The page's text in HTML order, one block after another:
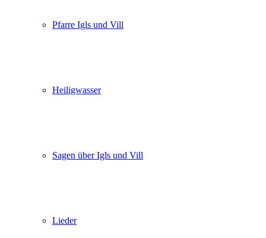
Pfarre Igls und Vill
Heiligwasser
Sagen über Igls und Vill
Lieder